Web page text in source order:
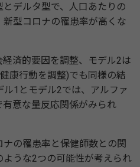
デルタ型で、人口あたりの
型コロナの罹患率が高くな
済的要因を調整、モデル2は
康行動を調整)でも同様の結
1とモデル2では、アルファ
意な量反応関係がみられ
の罹患率と保健師数との関
うな2つの可能性が考えられ